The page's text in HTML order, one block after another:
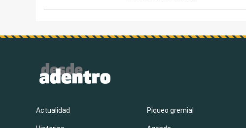
Actualidad Piqueo gremial